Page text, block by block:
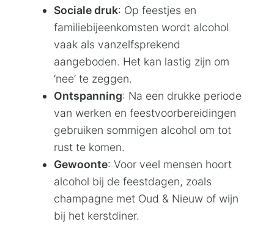
Sociale druk: Op feestjes en
familiebijeenkomsten wordt alcohol
vaak als vanzelfsprekend
aangeboden. Het kan lastig zijn om
‘nee’ te zeggen.
Ontspanning: Na een drukke periode
van werken en feestvoorbereidingen
gebruiken sommigen alcohol om tot
rust te komen.
Gewoonte: Voor veel mensen hoort
alcohol bij de feestdagen, zoals
champagne met Oud & Nieuw of wijn
bij het kerstdiner.